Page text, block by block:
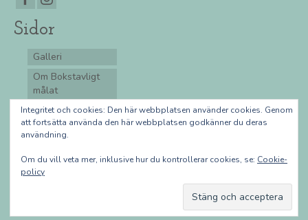
Sidor
Galleri
Om Bokstavligt
målat
Integritetspolicy
Köpvillkor
Kadence WP
Integritet och cookies: Den här webbplatsen använder cookies. Genom
att fortsätta använda den här webbplatsen godkänner du deras
användning.
Om du vill veta mer, inklusive hur du kontrollerar cookies, se: Cookie-
policy